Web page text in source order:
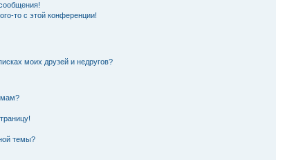
то с этой конференции!
моих друзей и недругов?
темы?